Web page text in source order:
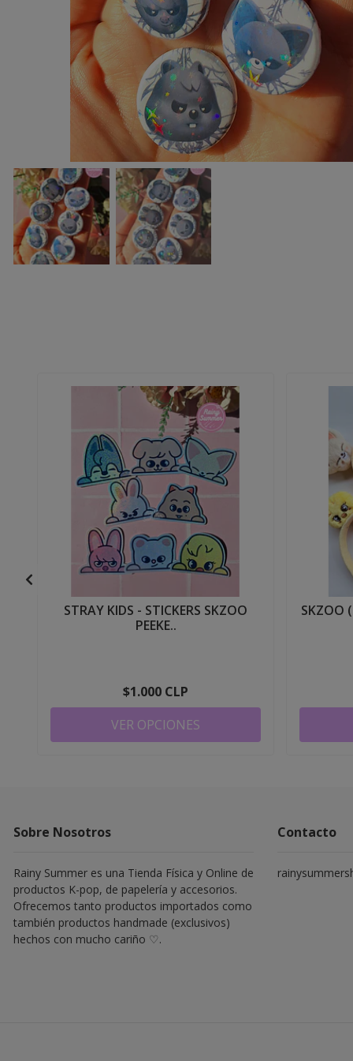
STRAY KIDS - STICKERS SKZOO
PEEKE..
$1.000 CLP
VER OPCIONES
SKZOO
Sobre Nosotros
Rainy Summer es una Tienda Física y Online de
productos K-pop, de papelería y accesorios.
Ofrecemos tanto productos importados como
también productos handmade (exclusivos)
hechos con mucho cariño ♡.
Contacto